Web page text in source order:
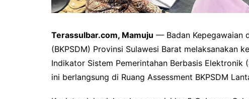
Terassulbar.com, Mamuju — Badan Kepegawaian
(BKPSDM) Provinsi Sulawesi Barat melaksanakan
Indikator Sistem Pemerintahan Berbasis Elektronik
ini berlangsung di Ruang Assessment BKPSDM